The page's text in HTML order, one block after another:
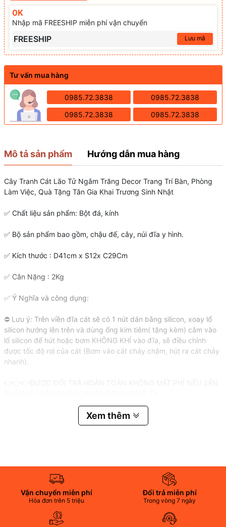
0K
Nhập mã FREESHIP miễn phí vận chuyển
FREESHIP Lưu mã
Tư vấn mua hàng
0985.72.3838 0985.72.3838
0985.72.3838 0985.72.3838
Mô tả sản phẩm Hướng dẫn mua hàng
Cây Tranh Cát Lão Tử Ngắm Trăng Decor Trang Trí Bàn, Phòng
Làm Việc, Quà Tặng Tân Gia Khai Trương Sinh Nhật
✅ Chất liệu sản phẩm: Bột đá, kính
✅ Bộ sản phẩm bao gồm, chậu đế, cây, núi đĩa y hình.
✅ Kích thước : D41cm x S12x C29Cm
✅ Cân Nặng : 2Kg
✅ Ý Nghĩa và công dụng:
⛔️ Lưu ý: Trên viền đĩa cát sẽ có 1 nút dán bằng silicon, xoay lổ
silicon hướng lên trên và dùng ống kim tiêm( tặng kèm) cắm vào
lổ silicon để hút hoặc bơm KHÔNG KHÍ vào đĩa, sẽ điều chỉnh
được tốc độ rơi của cát (Bơm vào cát chảy chậm, hút ra cát chảy
nhanh).
-----PHONG THỦY THÀNH ĐẠT DECOR
#Tượngphongthủy
#Tượng_phong_thủy
#tuongphongthuy
Xem thêm
Vận chuyển miễn phí
Hóa đơn trên 5 triệu
Đổi trả miễn phí
Trong vòng 7 ngày